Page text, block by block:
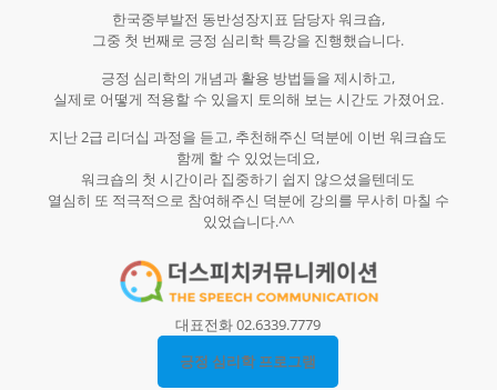
한국중부발전 동반성장지표 담당자 워크숍,
그중 첫 번째로 긍정 심리학 특강을 진행했습니다.
긍정 심리학의 개념과 활용 방법들을 제시하고,
실제로 어떻게 적용할 수 있을지 토의해 보는 시간도 가졌어요.
지난 2급 리더십 과정을 듣고, 추천해주신 덕분에 이번 워크숍도
함께 할 수 있었는데요,
워크숍의 첫 시간이라 집중하기 쉽지 않으셨을텐데도
열심히 또 적극적으로 참여해주신 덕분에 강의를 무사히 마칠 수
있었습니다.^^
대표전화 02.6339.7779
긍정 심리학 프로그램